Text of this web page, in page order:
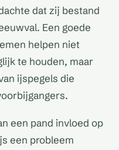
dat zij bestand
Een goede
helpen niet
te houden, maar
ijspegels die
een pand invloed op
een probleem